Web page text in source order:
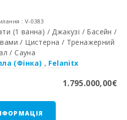
: V-0383
(1 ванна) / Джакузі / Басейн /
/ Цистерна / Тренажерний
/ Сауна
(Фінка) , Felanitx
1.795.000,00€